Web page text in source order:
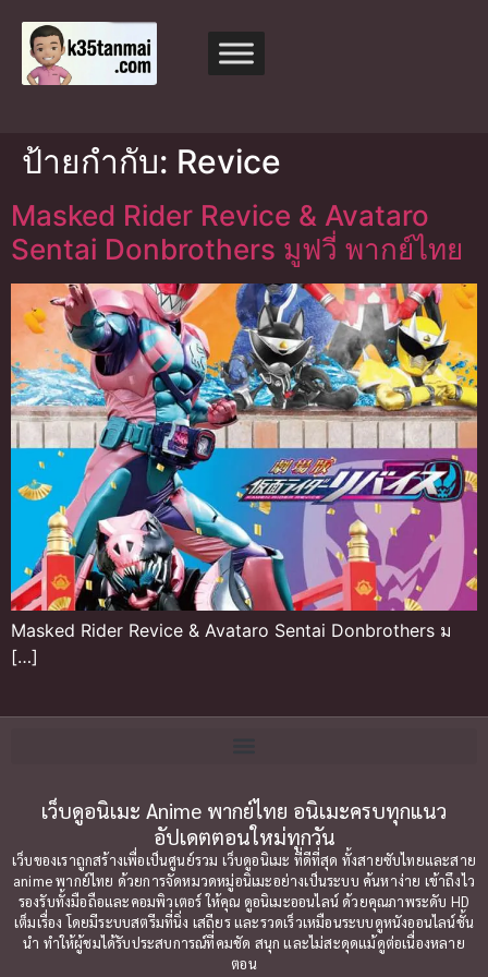
ป้ายกำกับ: Revice
Masked Rider Revice & Avataro
Sentai Donbrothers มูฟวี่ พากย์ไทย
Masked Rider Revice & Avataro Sentai Donbrothers ม
[…]
เว็บดูอนิเมะ Anime พากย์ไทย อนิเมะครบทุกแนว
อัปเดตตอนใหม่ทุกวัน
เว็บของเราถูกสร้างเพื่อเป็นศูนย์รวม เว็บดูอนิเมะ ที่ดีที่สุด ทั้งสายซับไทยและสาย
anime พากย์ไทย ด้วยการจัดหมวดหมู่อนิเมะอย่างเป็นระบบ ค้นหาง่าย เข้าถึงไว
รองรับทั้งมือถือและคอมพิวเตอร์ ให้คุณ ดูอนิเมะออนไลน์ ด้วยคุณภาพระดับ HD
เต็มเรื่อง โดยมีระบบสตรีมที่นิ่ง เสถียร และรวดเร็วเหมือนระบบดูหนังออนไลน์ชั้น
นำ ทำให้ผู้ชมได้รับประสบการณ์ที่คมชัด สนุก และไม่สะดุดแม้ดูต่อเนื่องหลาย
ตอน